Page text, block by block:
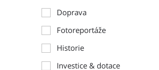
Doprava
Fotoreportáže
Historie
Investice & dotace